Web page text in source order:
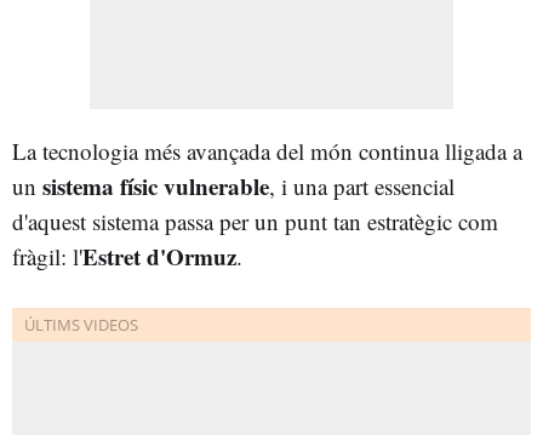
La tecnologia més avançada del món continua lligada a
un sistema físic vulnerable, i una part essencial
d'aquest sistema passa per un punt tan estratègic com
fràgil: l'Estret d'Ormuz.